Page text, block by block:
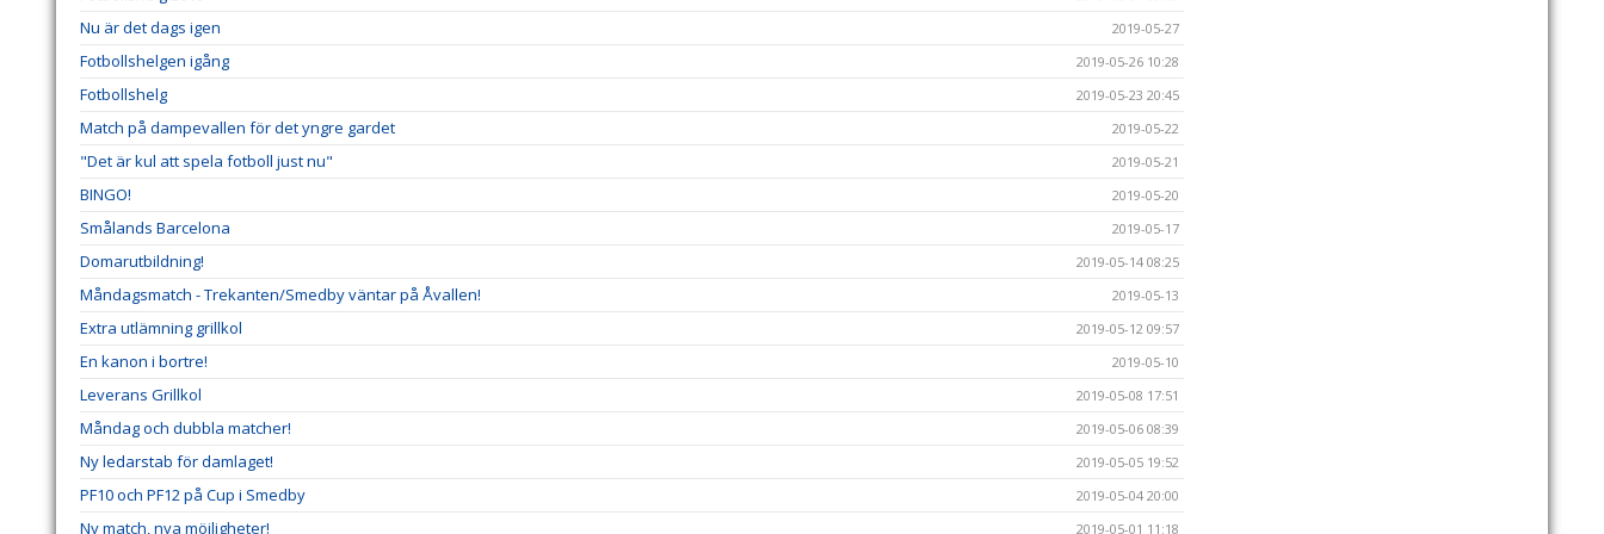
Nu är det dags igen 2019-05-27
Fotbollshelgen igång 2019-05-26 10:28
Fotbollshelg 2019-05-23 20:45
Match på dampevallen för det yngre gardet 2019-05-22
"Det är kul att spela fotboll just nu" 2019-05-21
BINGO! 2019-05-20
Smålands Barcelona 2019-05-17
Domarutbildning! 2019-05-14 08:25
Måndagsmatch - Trekanten/Smedby väntar på Åvallen! 2019-05-13
Extra utlämning grillkol 2019-05-12 09:57
En kanon i bortre! 2019-05-10
Leverans Grillkol 2019-05-08 17:51
Måndag och dubbla matcher! 2019-05-06 08:39
Ny ledarstab för damlaget! 2019-05-05 19:52
PF10 och PF12 på Cup i Smedby 2019-05-04 20:00
Ny match, nya möjligheter! 2019-05-01 11:18